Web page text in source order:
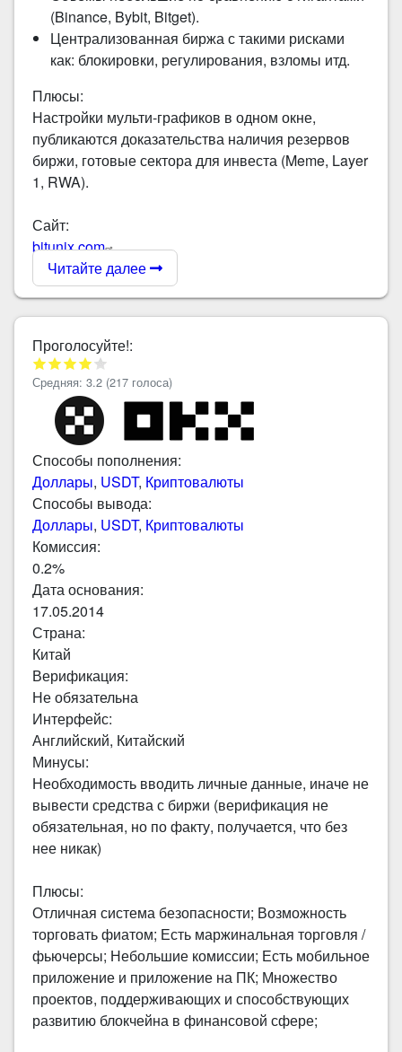
(Binance, Bybit, Bitget).
Централизованная биржа с такими рисками
как: блокировки, регулирования, взломы итд.
Плюсы:
Настройки мульти-графиков в одном окне,
публикаются доказательства наличия резервов
биржи, готовые сектора для инвеста (Meme, Layer
1, RWA).
Сайт:
bitunix.com
Читайте далее
Проголосуйте!:
Средняя: 3.2 (217 голоса)
Способы пополнения:
Доллары, USDT, Криптовалюты
Способы вывода:
Доллары, USDT, Криптовалюты
Комиссия:
0.2%
Дата основания:
17.05.2014
Страна:
Китай
Верификация:
Не обязательна
Интерфейс:
Английский, Китайский
Минусы:
Необходимость вводить личные данные, иначе не
вывести средства с биржи (верификация не
обязательная, но по факту, получается, что без
нее никак)
Плюсы:
Отличная система безопасности; Возможность
торговать фиатом; Есть маржинальная торговля /
фьючерсы; Небольшие комиссии; Есть мобильное
приложение и приложение на ПК; Множество
проектов, поддерживающих и способствующих
развитию блокчейна в финансовой сфере;